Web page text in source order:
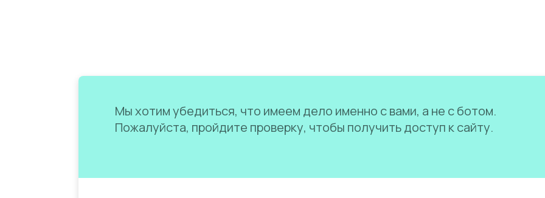
Мы хотим убедиться, что имеем дело именно с вами, а не с ботом.
Пожалуйста, пройдите проверку, чтобы получить доступ к сайту.